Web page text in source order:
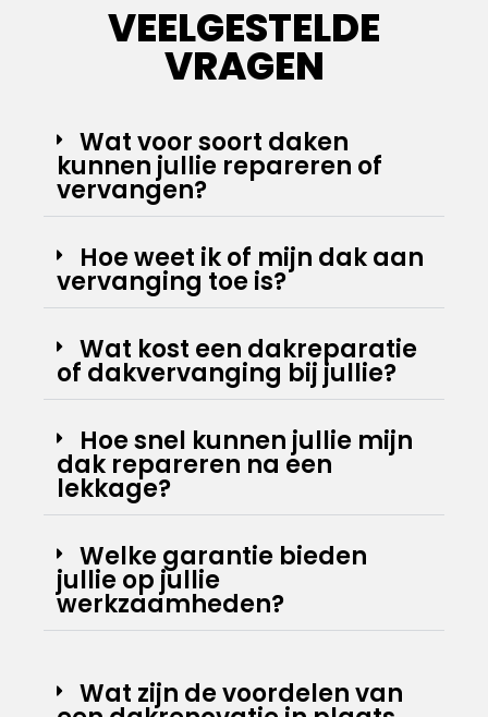
VEELGESTELDE
VRAGEN
Wat voor soort daken
kunnen jullie repareren of
vervangen?
Hoe weet ik of mijn dak aan
vervanging toe is?
Wat kost een dakreparatie
of dakvervanging bij jullie?
Hoe snel kunnen jullie mijn
dak repareren na een
lekkage?
Welke garantie bieden
jullie op jullie
werkzaamheden?
Wat zijn de voordelen van